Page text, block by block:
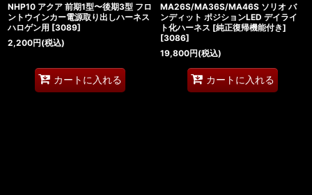
NHP10 アクア 前期1型〜後期3型 フロ
ントウインカー電源取り出しハーネス
ハロゲン用 [3089]
2,200円(税込)
カートに入れる
MA26S/MA36S/MA46S ソリオ バ
ンディット ポジションLED デイライ
ト化ハーネス [純正復帰機能付き]
[3086]
19,800円(税込)
カートに入れる